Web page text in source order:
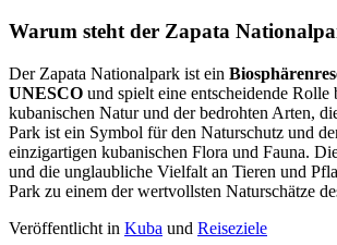
Warum steht der Zapata
Der Zapata Nationalpark ist ein
UNESCO und spielt eine entscheidende Rolle
kubanischen Natur und der bedrohten Arten,
Park ist ein Symbol für den Naturschutz und
einzigartigen kubanischen Flora und Fauna.
und die unglaubliche Vielfalt an Tieren und
Park zu einem der wertvollsten Naturschätze
Veröffentlicht in Kuba und Reiseziele